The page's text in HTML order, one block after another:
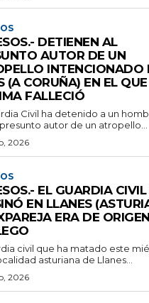
DETIENEN AL
AUTOR DE UN
INTENCIONADO
(A CORUÑA) EN EL
FALLECIÓ
Civil ha detenido a un
autor de un atropello...
2026
EL GUARDIA
EN LLANES
ERA DE ORIGEN
civil que ha matado este
asturiana de Llanes...
2026